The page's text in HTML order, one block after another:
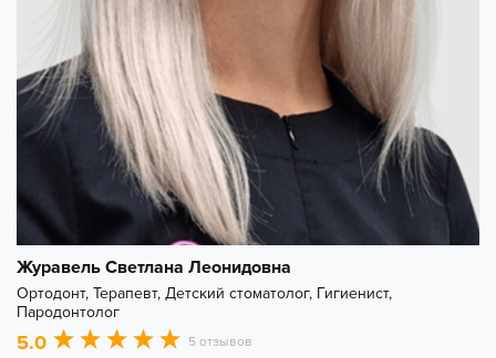
Журавель Светлана Леонидовна
Ортодонт, Терапевт, Детский стоматолог, Гигиенист,
Пародонтолог
5.0 5 отзывов